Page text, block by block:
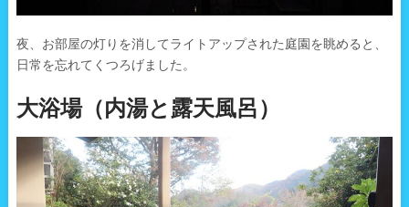
夜、お部屋の灯りを消してライトアップされた庭園を眺めると、
日常を忘れてくつろげました。
大浴場（内湯と露天風呂）